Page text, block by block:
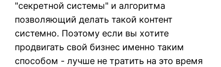
"секретной системы" и алгоритма
позволяющий делать такой контент
системно. Поэтому если вы хотите
продвигать свой бизнес именно таким
способом - лучше не тратить на это время